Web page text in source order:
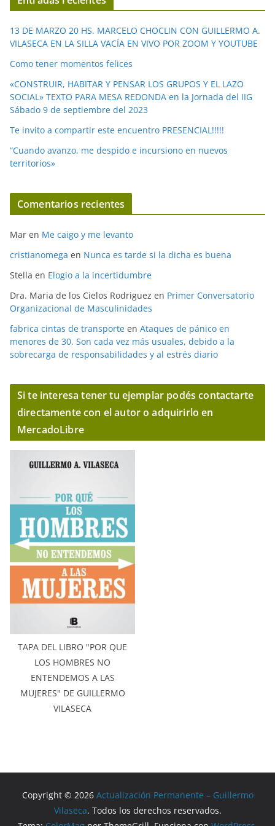
d
e
o
13 DE MARZO 20 HS. MARCELO CHOCLIN CON GUILLERMO A.
VILASECA EN LA SILLA VACÍA EN VIVO POR ZOOM Y YOUTUBE
Como tener momentos felices
«CONSTRUIR, HABITAR Y PENSAR LOS GRUPOS Y EL LAZO
SOCIAL» TEXTO PARA MESA REDONDA en la Jornada del IIG
Sábado 9 de septiembre del 2023
Te invito a compartir este encuentro PRESENCIAL!!!!!
“Cuando avanzo, me despido e incursiono en nuevos
territorios»
Comentarios recientes
Mar en Me caigo y me levanto
cristianomega en Nunca es tarde si la dicha es buena
Stella en Elogio a la incertidumbre
Dra. Maria de los Cielos Rodriguez en Primer Conversatorio
Organizacional de Masculinidades
fabrica cintas de transporte en Ataques de pánico en
menores de 30. Son cada vez más usuales, debido a la
sobrecarga de responsabilidades y al estrés diario
Si te interesa tener tu ejemplar podés contactarte
directamente con el autor o adquirirlo en
MercadoLibre
TAPA DEL LIBRO "POR QUE
LOS HOMBRES NO
ENTENDEMOS A LAS
MUJERES" DE GUILLERMO
VILASECA
Copyright © 2026 Actualización Permanente – Guillermo
Vilaseca. Todos los derechos reservados.